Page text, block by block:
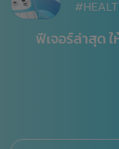
ฟีเจอร์ล่าสุด